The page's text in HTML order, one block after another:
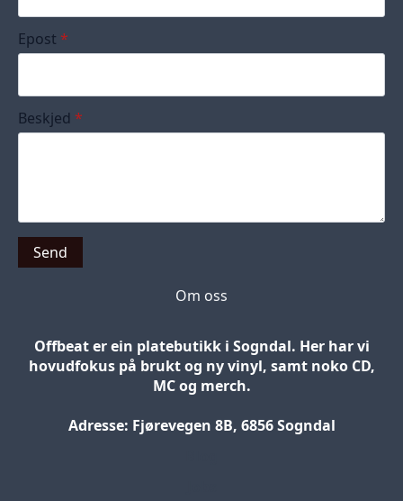
Epost *
Beskjed *
Send
Om oss
Offbeat er ein platebutikk i Sogndal. Her har vi
hovudfokus på brukt og ny vinyl, samt noko CD,
MC og merch.
Adresse: Fjørevegen 8B, 6856 Sogndal